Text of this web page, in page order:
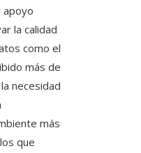
apoyo
la calidad
como el
más de
necesidad
más
que